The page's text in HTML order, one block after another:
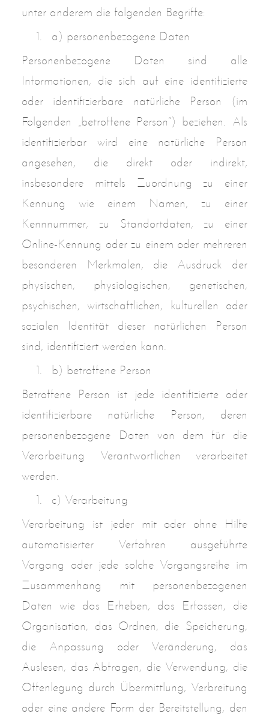
unter anderem die folgenden Begriffe:
a) personenbezogene Daten
Personenbezogene Daten sind alle
Informationen, die sich auf eine identifizierte
oder identifizierbare natürliche Person (im
Folgenden „betroffene Person“) beziehen. Als
identifizierbar wird eine natürliche Person
angesehen, die direkt oder indirekt,
insbesondere mittels Zuordnung zu einer
Kennung wie einem Namen, zu einer
Kennnummer, zu Standortdaten, zu einer
Online-Kennung oder zu einem oder mehreren
besonderen Merkmalen, die Ausdruck der
physischen, physiologischen, genetischen,
psychischen, wirtschaftlichen, kulturellen oder
sozialen Identität dieser natürlichen Person
sind, identifiziert werden kann.
b) betroffene Person
Betroffene Person ist jede identifizierte oder
identifizierbare natürliche Person, deren
personenbezogene Daten von dem für die
Verarbeitung Verantwortlichen verarbeitet
werden.
c) Verarbeitung
Verarbeitung ist jeder mit oder ohne Hilfe
automatisierter Verfahren ausgeführte
Vorgang oder jede solche Vorgangsreihe im
Zusammenhang mit personenbezogenen
Daten wie das Erheben, das Erfassen, die
Organisation, das Ordnen, die Speicherung,
die Anpassung oder Veränderung, das
Auslesen, das Abfragen, die Verwendung, die
Offenlegung durch Übermittlung, Verbreitung
oder eine andere Form der Bereitstellung, den